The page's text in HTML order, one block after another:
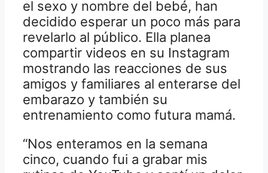
el sexo y nombre del bebé, han
decidido esperar un poco más para
revelarlo al público. Ella planea
compartir videos en su Instagram
mostrando las reacciones de sus
amigos y familiares al enterarse del
embarazo y también su
entrenamiento como futura mamá.
“Nos enteramos en la semana
cinco, cuando fui a grabar mis